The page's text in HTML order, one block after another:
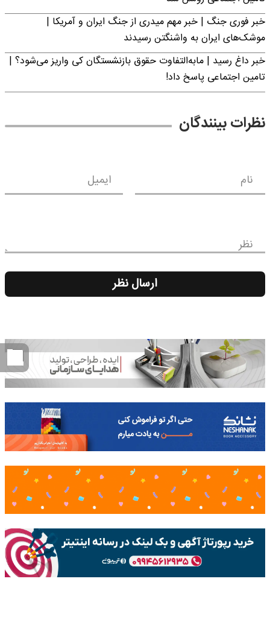
خبر فوری جنگ | خبر مهم میدری از جنگ ایران و آمریکا |
موشک‌های ایران به واشنگتن رسیدند
خبر داغ رسید | مابه‌التفاوت حقوق بازنشستگان کی واریز می‌شود؟ |
تامین اجتماعی پاسخ داد!
نظرات بینندگان
نام ایمیل
نظر
ارسال نظر